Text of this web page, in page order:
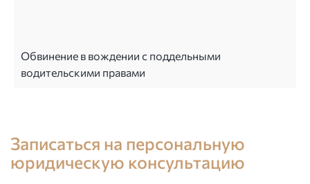
Обвинение в вождении с поддельными
водительскими правами
Записаться на персональную
юридическую консультацию